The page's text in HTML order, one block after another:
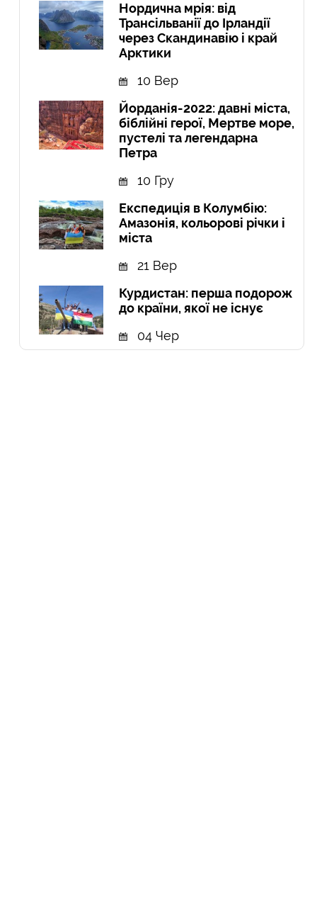
Нордична мрія: від
Трансільванії до Ірландії
через Скандинавію і край
Арктики
10 Вер
Йорданія-2022: давні міста,
біблійні герої, Мертве море,
пустелі та легендарна
Петра
10 Гру
Експедиція в Колумбію:
Амазонія, кольорові річки і
міста
21 Вер
Курдистан: перша подорож
до країни, якої не існує
04 Чер